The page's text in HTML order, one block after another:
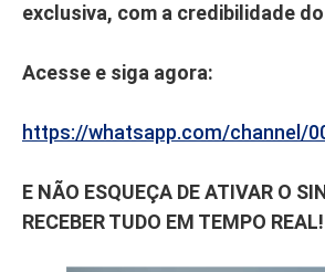
exclusiva, com a credibilidade
Acesse e siga agora:
https://whatsapp.com/channel/
E NÃO ESQUEÇA DE ATIVAR O
RECEBER TUDO EM TEMPO REAL!